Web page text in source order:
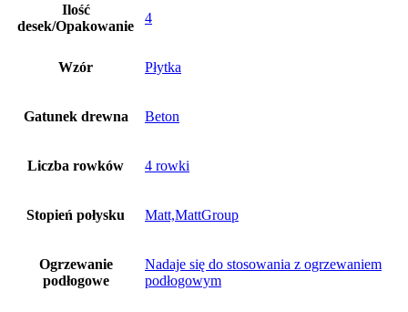
Ilość
desek/Opakowanie
4
Wzór Płytka
Gatunek drewna Beton
Liczba rowków 4 rowki
Stopień połysku Matt,MattGroup
Ogrzewanie
podłogowe
Nadaje się do stosowania z ogrzewaniem
podłogowym